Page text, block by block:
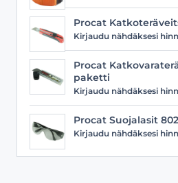
Procat
Kirjaudu nähdäksesi
Procat
paketti
Kirjaudu nähdäksesi
Procat Suojalasit 802
Kirjaudu nähdäksesi